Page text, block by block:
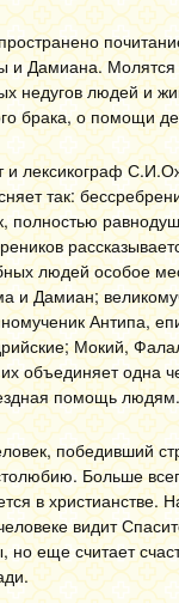
и Дамиана.
недугов людей и
брака, о помощи
лексикограф
так:
полностью
людей особое
и Дамиан;
Антипа,
Мокий,
объединяет одна
помощь людям.
победивший
Больше
в христианстве.
видит
но еще считает